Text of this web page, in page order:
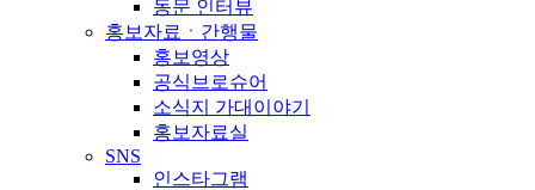
동문 인터뷰
홍보자료ㆍ간행물
홍보영상
공식브로슈어
소식지 가대이야기
홍보자료실
SNS
인스타그램